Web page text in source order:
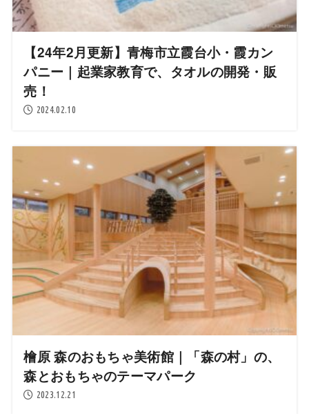
【24年2月更新】青梅市立霞台小・霞カン
パニー｜起業家教育で、タオルの開発・販
売！
2024.02.10
檜原 森のおもちゃ美術館｜「森の村」の、
森とおもちゃのテーマパーク
2023.12.21